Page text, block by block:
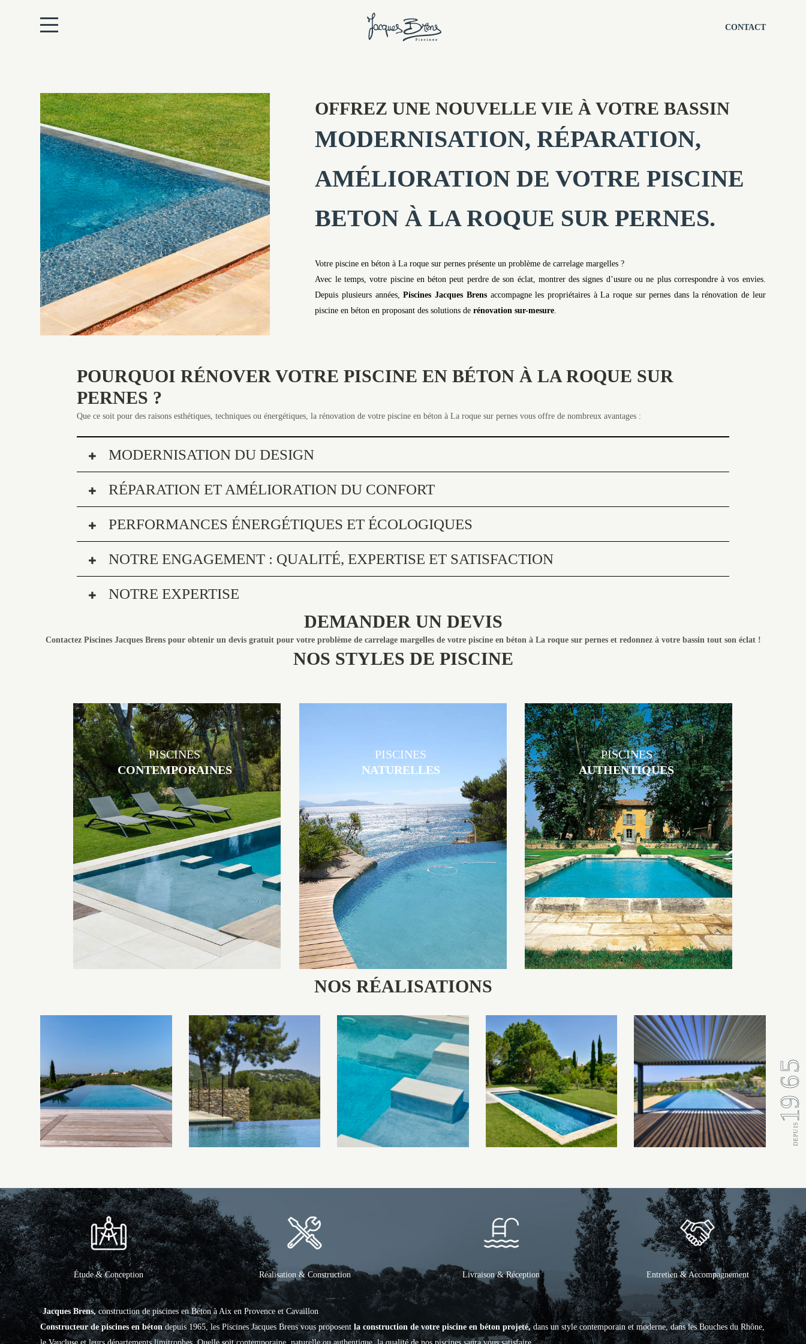
CONTACT
OFFREZ UNE NOUVELLE VIE À VOTRE BASSIN
MODERNISATION, RÉPARATION,
AMÉLIORATION DE VOTRE PISCINE
BETON À LA ROQUE SUR PERNES.
Votre piscine en béton à La roque sur pernes présente un problème de carrelage margelles ?
Avec le temps, votre piscine en béton peut perdre de son éclat, montrer des signes d’usure ou ne plus correspondre à vos envies.
Depuis plusieurs années,Piscines Jacques Brensaccompagne les propriétaires à La roque sur pernes dans la rénovation de leur
piscine en béton en proposant des solutions derénovation sur-mesure.
POURQUOI RÉNOVER VOTRE PISCINE EN BÉTON À LA ROQUE SUR
PERNES ?
Que ce soit pour des raisons esthétiques, techniques ou énergétiques, la rénovation de votre piscine en béton à La roque sur pernes vous offre de nombreux avantages :
MODERNISATION DU DESIGN
RÉPARATION ET AMÉLIORATION DU CONFORT
PERFORMANCES ÉNERGÉTIQUES ET ÉCOLOGIQUES
NOTRE ENGAGEMENT : QUALITÉ, EXPERTISE ET SATISFACTION
NOTRE EXPERTISE
DEMANDER UN DEVIS
Contactez Piscines Jacques Brens pour obtenir un devis gratuit pour votre problème de carrelage margellesde votre piscine en béton à La roque sur perneset redonnez à votre bassin tout son éclat !
NOS STYLES DE PISCINE
Les piscines en béton contemporaines Jacques Brens sont uniques
grâce au large choix de matériaux et de revêtements et les
nombreuses options disponibles, miroir, couloir de nage, plage
immergée, débordement.
PISCINES
CONTEMPORAINES
Les piscines en béton naturelles Jacques Brens sont originales, elles
s’intègrent parfaitement à leur environnement grâce à un jeu de
volume et de matière sur-mesure conçu par notre bureau d’étude
spécialisé.
PISCINES
NATURELLES
Les piscines en béton authentiques Jacques Brens se démarquent par
la noblesse des matériaux
utilisés pour garder un aspect ancien, retrouver une patine naturelle
ou créer un ornement de pierres de taille.
PISCINES
AUTHENTIQUES
NOS RÉALISATIONS
Étude & Conception Réalisation & Construction Livraison & Réception Entretien & Accompagnement
Jacques Brens,construction de piscines en Béton à Aix en Provence et Cavaillon
Constructeur de piscines en bétondepuis 1965, les Piscines Jacques Brens vous proposentla construction de votre piscine en béton projeté,dans un style contemporain et moderne, dans les Bouches du Rhône,